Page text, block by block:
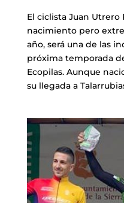
El ciclista Juan Utrero
nacimiento pero
año, será una de las
próxima temporada
Ecopilas. Aunque
su llegada a